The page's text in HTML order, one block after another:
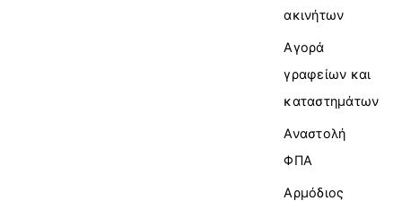
ακινήτων
Αγορά
γραφείων και
καταστημάτων
Αναστολή
ΦΠΑ
Αρμόδιος